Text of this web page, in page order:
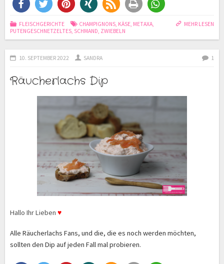
MEHR LESEN
FLEISCHGERICHTE CHAMPIGNONS, KÄSE, METAXA,
PUTENGESCHNETZELTES, SCHMAND, ZWIEBELN
10. SEPTEMBER 2022 SANDRA 1
Räucherlachs Dip
Hallo Ihr Lieben ♥
Alle Räucherlachs Fans, und die, die es noch werden möchten,
sollten den Dip auf jeden Fall mal probieren.